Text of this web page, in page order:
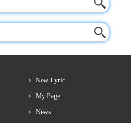
New Lyric
My Page
News